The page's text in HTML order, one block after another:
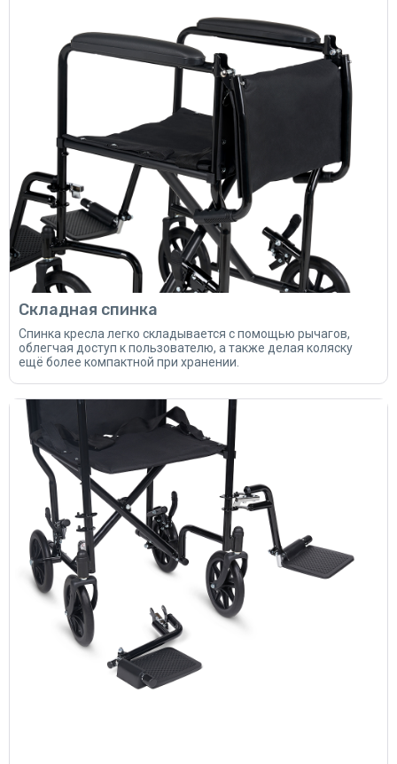
Складная спинка
Спинка кресла легко складывается с помощью рычагов,
облегчая доступ к пользователю, а также делая коляску
ещё более компактной при хранении.